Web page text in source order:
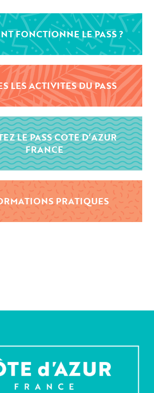
FONCTIONNE LE PASS ?
LES ACTIVITES DU PASS
LE PASS COTE D’AZUR
FRANCE
PRATIQUES